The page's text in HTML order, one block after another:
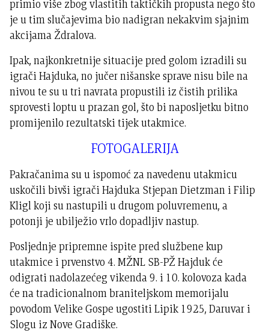
primio više zbog vlastitih taktičkih propusta nego što
je u tim slučajevima bio nadigran nekakvim sjajnim
akcijama Ždralova.
Ipak, najkonkretnije situacije pred golom izradili su
igrači Hajduka, no jučer nišanske sprave nisu bile na
nivou te su u tri navrata propustili iz čistih prilika
sprovesti loptu u prazan gol, što bi naposljetku bitno
promijenilo rezultatski tijek utakmice.
FOTOGALERIJA
Pakračanima su u ispomoć za navedenu utakmicu
uskočili bivši igrači Hajduka Stjepan Dietzman i Filip
Kligl koji su nastupili u drugom poluvremenu, a
potonji je ubilježio vrlo dopadljiv nastup.
Posljednje pripremne ispite pred službene kup
utakmice i prvenstvo 4. MŽNL SB-PŽ Hajduk će
odigrati nadolazećeg vikenda 9. i 10. kolovoza kada
će na tradicionalnom braniteljskom memorijalu
povodom Velike Gospe ugostiti Lipik 1925, Daruvar i
Slogu iz Nove Gradiške.